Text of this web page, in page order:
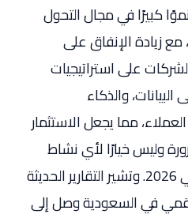
كبيرًا في مجال التحول
مع زيادة الإنفاق على
على استراتيجيات
والذكاء
مما يجعل الاستثمار
وليس خيارًا لأي نشاط
يسعى للمنافسة والنجاح في 2026. وتشير التقارير الحديثة
في السعودية وصل إلى